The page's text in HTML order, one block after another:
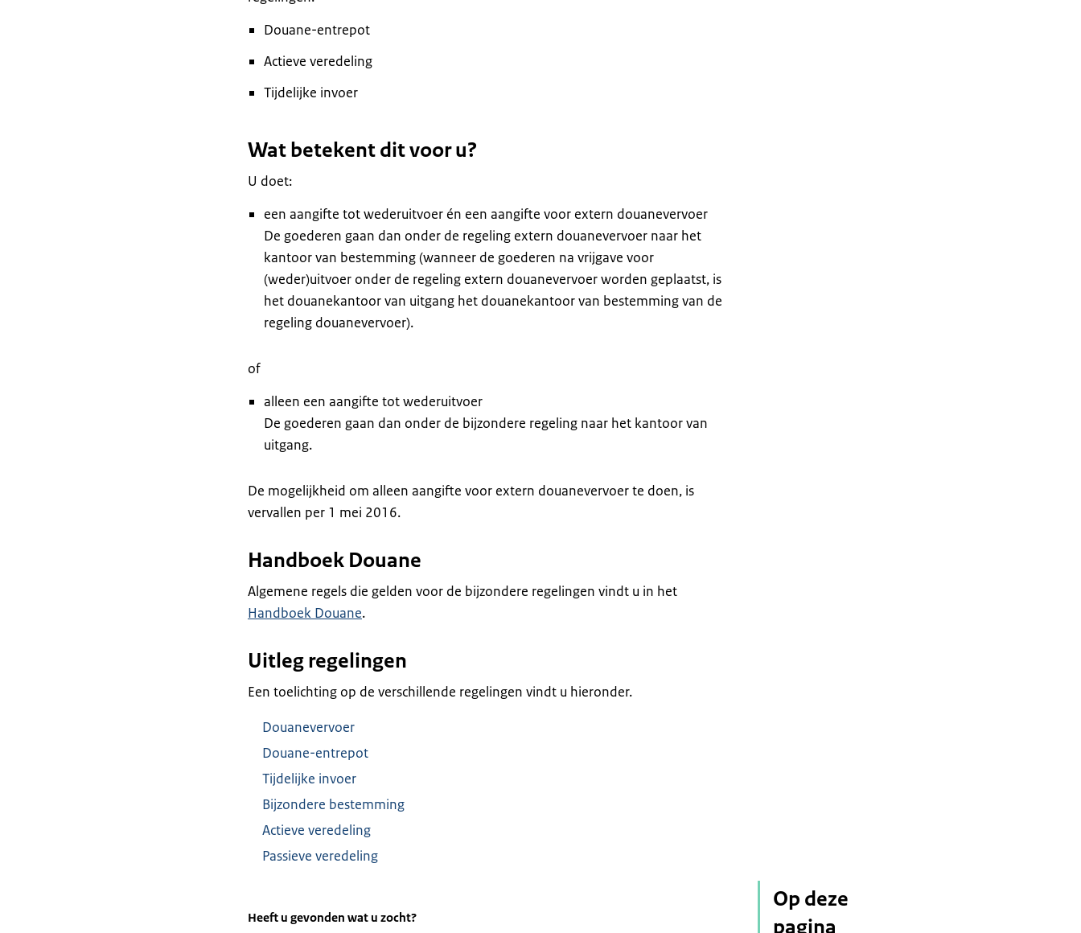
Op deze
pagina
Douane-entrepot
Actieve veredeling
Tijdelijke invoer
Wat betekent dit voor u?
U doet:
een aangifte tot wederuitvoer én een aangifte voor extern douanevervoer
De goederen gaan dan onder de regeling extern douanevervoer naar het
kantoor van bestemming (wanneer de goederen na vrijgave voor
(weder)uitvoer onder de regeling extern douanevervoer worden geplaatst, is
het douanekantoor van uitgang het douanekantoor van bestemming van de
regeling douanevervoer).
of
alleen een aangifte tot wederuitvoer
De goederen gaan dan onder de bijzondere regeling naar het kantoor van
uitgang.
De mogelijkheid om alleen aangifte voor extern douanevervoer te doen, is
vervallen per 1 mei 2016.
Handboek Douane
Algemene regels die gelden voor de bijzondere regelingen vindt u in het
Handboek Douane.
Uitleg regelingen
Een toelichting op de verschillende regelingen vindt u hieronder.
Douanevervoer
Douane-entrepot
Tijdelijke invoer
Bijzondere bestemming
Actieve veredeling
Passieve veredeling
Heeft u gevonden wat u zocht?